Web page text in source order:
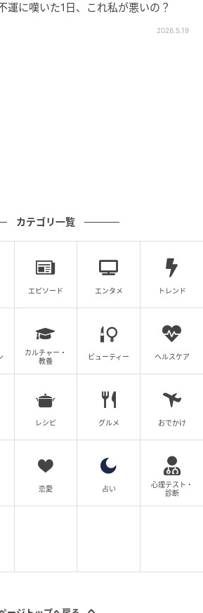
運に嘆いた1日、これ私が悪いの？
2026.5.19
カテゴリ一覧
エピソード エンタメ トレンド
カルチャー・
教養
ビューティー ヘルスケア
レシピ グルメ おでかけ
恋愛 占い
心理テスト・
診断